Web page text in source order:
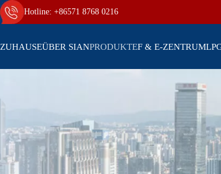
Hotline: +86571 8768 0216
ZUHAUSEÜBER SIANPRODUKTEF & E-ZENTRUM